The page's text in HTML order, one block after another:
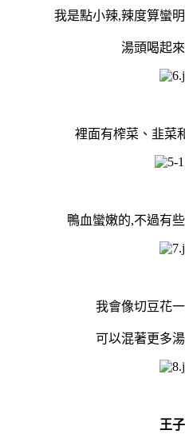
我是點小辣,辣度算蠻
湯頭喝起
裡面有榨菜、韭菜
鴨血蠻嫩的,不過有
我會像切豆花
可以混著更多
王